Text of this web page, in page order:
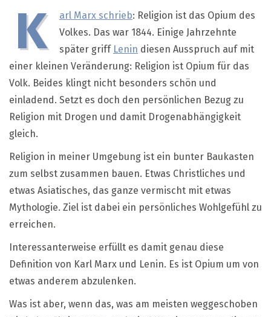
und
Opium
für
Volk
er
irrt
K arl Marx schrieb: Religion ist das Opium des
Volkes. Das war 1844. Einige Jahrzehnte
später griff Lenin diesen Ausspruch auf mit
einer kleinen Veränderung: Religion ist Opium für das
Volk. Beides klingt nicht besonders schön und
einladend. Setzt es doch den persönlichen Bezug zu
Religion mit Drogen und damit Drogenabhängigkeit
gleich.
Religion in meiner Umgebung ist ein bunter Baukasten
zum selbst zusammen bauen. Etwas Christliches und
etwas Asiatisches, das ganze vermischt mit etwas
Mythologie. Ziel ist dabei ein persönliches Wohlgefühl zu
erreichen.
Interessanterweise erfüllt es damit genau diese
Definition von Karl Marx und Lenin. Es ist Opium um von
etwas anderem abzulenken.
Was ist aber, wenn das, was am meisten weggeschoben